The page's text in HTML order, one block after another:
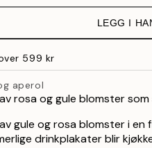
LEGG I
599 kr
aperol
rosa og gule blomster
gule og rosa blomster i en
drinkplakater blir